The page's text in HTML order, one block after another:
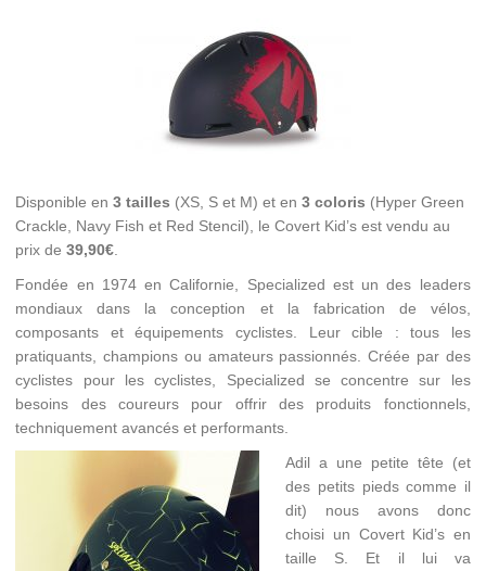
Disponible en3 tailles (XS, S et M) et en3 coloris (Hyper Green
Crackle, Navy Fish et Red Stencil), le Covert Kid’s est vendu au
prix de 39,90€
Fondée en 1974 en Californie, Specialized est un des leaders
mondiaux dans la conception et la fabrication de vélos,
composants et équipements cyclistes. Leur cible : tous les
pratiquants, champions ou amateurs passionnés. Créée par des
cyclistes pour les cyclistes, Specialized se concentre sur les
besoins des coureurs pour offrir des produits fonctionnels,
techniquement avancés et performants.
Adil a une petite tête (et
des petits pieds comme il
dit) nous avons donc
choisi un Covert Kid’s en
taille S. Et il lui va